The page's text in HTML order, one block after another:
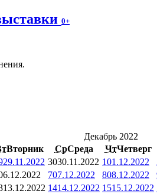
0+
Декабрь 2022
Вторник СрСреда ЧтЧетверг
29.11.2022 3030.11.2022 101.12.2022
707.12.2022 808.12.2022
13.12.2022 1414.12.2022 1515.12.2022